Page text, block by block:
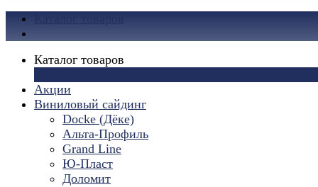
Каталог товаров
Акции
Виниловый сайдинг
Docke (Дёке)
Альта-Профиль
Grand Line
Ю-Пласт
Доломит